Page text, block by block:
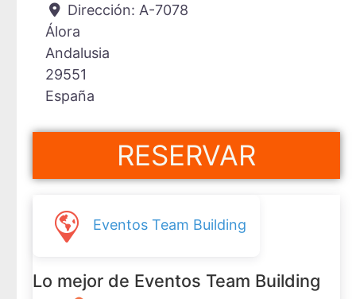
Dirección: A-7078
Álora
Andalusia
29551
España
RESERVAR
Eventos Team Building
Lo mejor de Eventos Team Building